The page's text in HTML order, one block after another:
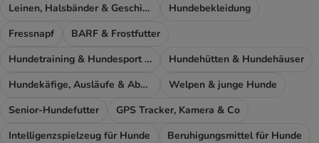
Leinen, Halsbänder & Geschirre
Hundebekleidung
Fressnapf
BARF & Frostfutter
Hundetraining & Hundesport Zubehör
Hundehütten & Hundehäuser
Hundekäfige, Ausläufe & Absperrgitter
Welpen & junge Hunde
Senior-Hundefutter
GPS Tracker, Kamera & Co
Intelligenzspielzeug für Hunde
Beruhigungsmittel für Hunde